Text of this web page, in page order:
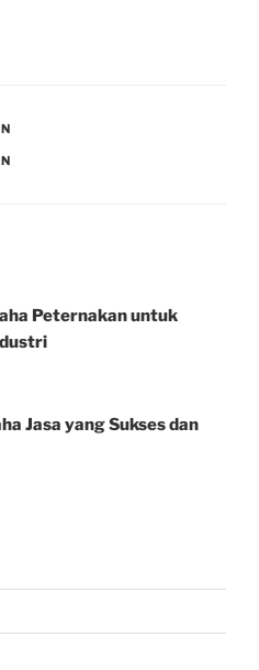
Peternakan untuk
Jasa yang Sukses dan